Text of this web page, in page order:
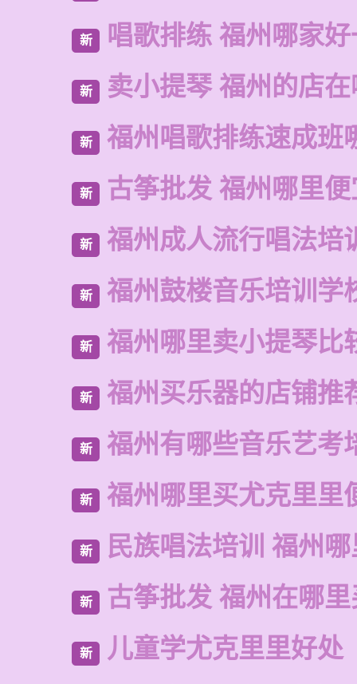
新 唱歌排练 福州哪家
新 卖小提琴 福州的店
新 福州唱歌排练速成班
新 古筝批发 福州哪里
新 福州成人流行唱法培
新 福州鼓楼音乐培训学
新 福州哪里卖小提琴比
新 福州买乐器的店铺推
新 福州有哪些音乐艺考
新 福州哪里买尤克里里
新 民族唱法培训 福州
新 古筝批发 福州在哪
新 儿童学尤克里里好处